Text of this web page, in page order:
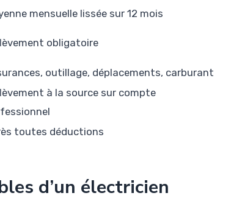
mensuelle lissée sur 12 mois
obligatoire
outillage, déplacements, carburant
à la source sur compte
toutes déductions
d’un électricien